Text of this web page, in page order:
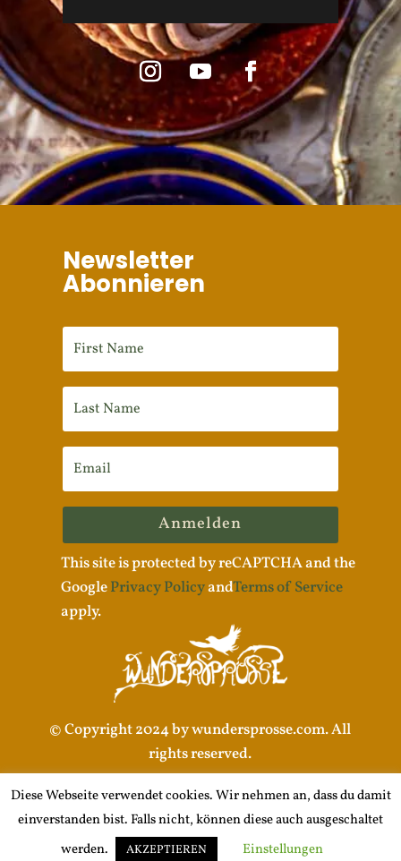
Newsletter
Abonnieren
Anmelden
This site is protected by reCAPTCHA and the
GooglePrivacy PolicyandTerms of Service
apply.
© Copyright 2024 by wundersprosse.com. All
rights reserved.
Impressum |Datenschutzerklärung
Diese Webseite verwendet cookies. Wir nehmen an, dass du damit
einverstanden bist. Falls nicht, können diese auch ausgeschaltet
werden.
AKZEPTIEREN Einstellungen